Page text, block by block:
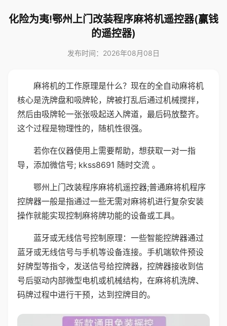
化险为夷!鄂州上门改装程序麻将机遥控器(赢钱
的遥控器)
发布时间：2026年08月08日
麻将机的工作原理是什么？现在的全自动麻将机
核心是洗牌盘和吸牌轮，牌被打乱后通过机械搅拌，
然后由吸牌轮一张张吸起送入牌道，最后码放整齐。
这个过程是物理性的，随机性很强。
若你在仪器使用上需要帮助，想获取一对一指
导，添加微信号; kkss8691 随时交流 。
鄂州上门改装程序麻将机遥控器;普通麻将机程序
控牌器一般是指通过一些无需对麻将机进行复杂安装
操作就能实现控制麻将牌功能的设备或工具。
蓝牙或无线信号控制原理：一些智能控牌器通过
蓝牙或无线信号与手机等设备连接。手机端软件预设
好牌型等指令，发送信号给控牌器，控牌器接收到信
号后驱动内部微型电机或机械结构，在麻将机洗牌、
码牌过程中进行干预，达到控牌目的。